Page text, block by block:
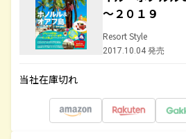
～２０１９
Resort Style
2017.10.04 発売
当社在庫切れ